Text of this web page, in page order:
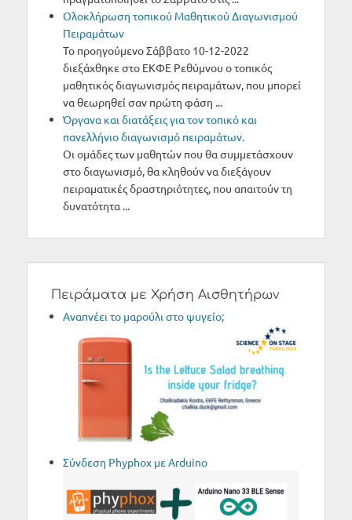
Oλοκλήρωση τοπικού Μαθητικού Διαγωνισμού
Πειραμάτων
Το προηγούμενο Σάββατο 10-12-2022
διεξάχθηκε στο ΕΚΦΕ Ρεθύμνου ο τοπικός
μαθητικός διαγωνισμός πειραμάτων, που μπορεί
να θεωρηθεί σαν πρώτη φάση ...
Όργανα και διατάξεις για τον τοπικό και
πανελλήνιο διαγωνισμό πειραμάτων.
Οι ομάδες των μαθητών που θα συμμετάσχουν
στο διαγωνισμό, θα κληθούν να διεξάγουν
πειραματικές δραστηριότητες, που απαιτούν τη
δυνατότητα ...
Πειράματα με Χρήση Αισθητήρων
Aναπνέει το μαρούλι στο ψυγείο;
Σύνδεση Phyphox με Arduino